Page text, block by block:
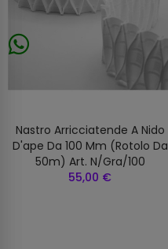
Nastro Arricciatende A Nido
D'ape Da 100 Mm (rotolo Da
50m) Art. N/gra/100
55,00 €